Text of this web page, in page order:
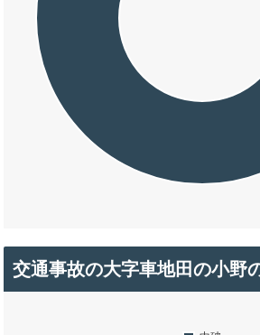
交通事故の大字車地田の小野